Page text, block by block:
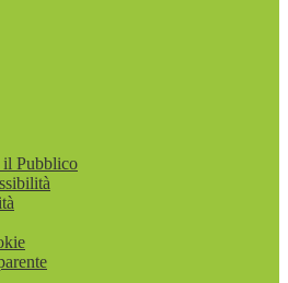
Pubblico